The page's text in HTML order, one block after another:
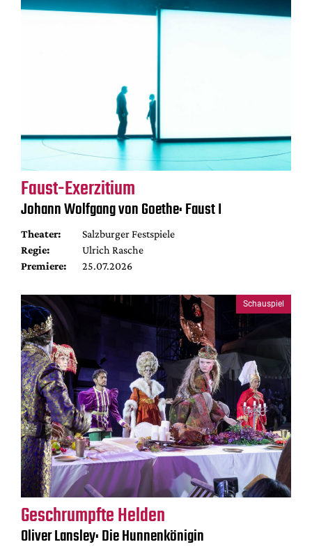
Faust-Exerzitium
Johann Wolfgang von Goethe: Faust I
Theater:
Salzburger Festspiele
Regie:
Ulrich Rasche
Premiere:
25.07.2026
Schauspiel
Geschrumpfte Helden
Oliver Lansley: Die Hunnenkönigin